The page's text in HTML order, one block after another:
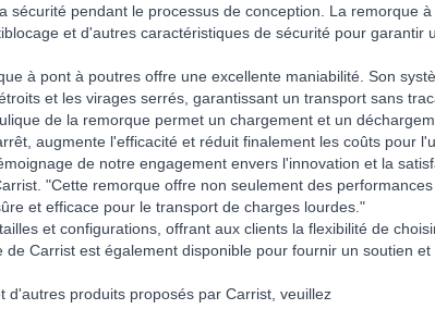
sécurité pendant le processus de conception. La remorque
et d'autres caractéristiques de sécurité pour garantir
à pont à poutres offre une excellente maniabilité. Son
et les virages serrés, garantissant un transport sans
de la remorque permet un chargement et un
augmente l'efficacité et réduit finalement les coûts pour
de notre engagement envers l'innovation et la
"Cette remorque offre non seulement des
et efficace pour le transport de charges lourdes."
et configurations, offrant aux clients la flexibilité de
Carrist est également disponible pour fournir un soutien
produits proposés par Carrist, veuillez